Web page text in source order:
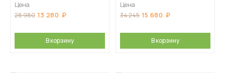
Цена
28 980 13 280
В корзину
Цена
34 245 15 680
В корзину